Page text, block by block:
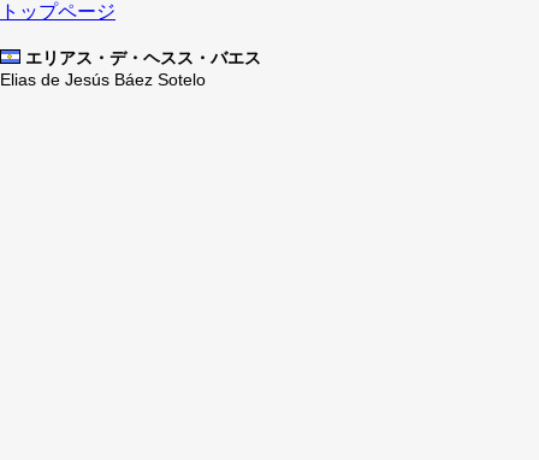
トップページ
エリアス・デ・ヘスス・バエス
Elias de Jesús Báez Sotelo